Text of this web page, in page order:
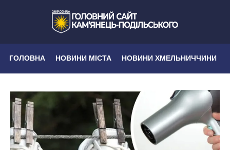
ГОЛОВНА НОВИНИ МІСТА НОВИНИ ХМЕЛЬНИЧЧИНИ